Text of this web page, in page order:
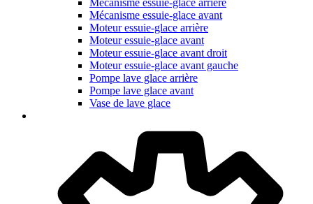
Mécanisme essuie-glace arrière
Mécanisme essuie-glace avant
Moteur essuie-glace arrière
Moteur essuie-glace avant
Moteur essuie-glace avant droit
Moteur essuie-glace avant gauche
Pompe lave glace arrière
Pompe lave glace avant
Vase de lave glace